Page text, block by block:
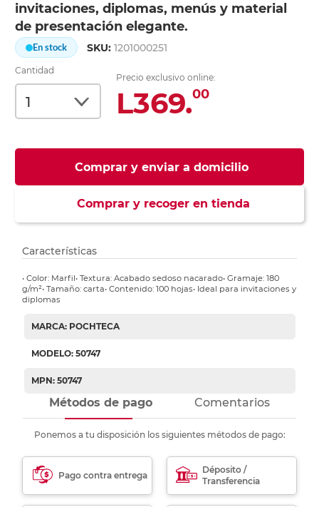
invitaciones, diplomas, menús y material
de presentación elegante.
En stock SKU:1201000251
Cantidad
Precio exclusivo online:
L369.00
Comprar y enviar a domicilio
Comprar y recoger en tienda
Características
• Color: Marfil• Textura: Acabado sedoso nacarado• Gramaje: 180
g/m²• Tamaño: carta• Contenido: 100 hojas• Ideal para invitaciones y
diplomas
MARCA: POCHTECA
MODELO: 50747
MPN: 50747
Métodos de pago Comentarios
Ponemos a tu disposición los siguientes métodos de pago:
Pago contra entrega
Déposito /
Transferencia